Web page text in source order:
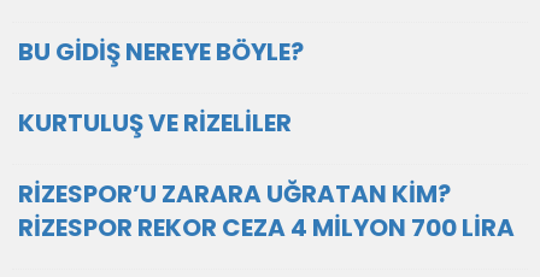
BU GİDİŞ NEREYE BÖYLE?
KURTULUŞ VE RİZELİLER
RİZESPOR’U ZARARA UĞRATAN KİM?
RİZESPOR REKOR CEZA 4 MİLYON 700 LİRA